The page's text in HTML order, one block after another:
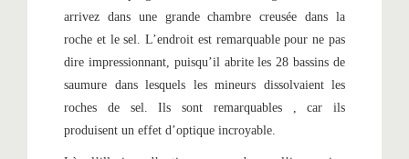
arrivez dans une grande chambre creusée dans la
roche et le sel. L’endroit est remarquable pour ne pas
dire impressionnant, puisqu’il abrite les 28 bassins de
saumure dans lesquels les mineurs dissolvaient les
roches de sel. Ils sont remarquables , car ils
produisent un effet d’optique incroyable.